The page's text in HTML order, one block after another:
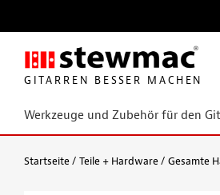
GITARREN BESSER MACHEN
Werkzeuge und Zubehör für den
Startseite Teile + Hardware Gesamte